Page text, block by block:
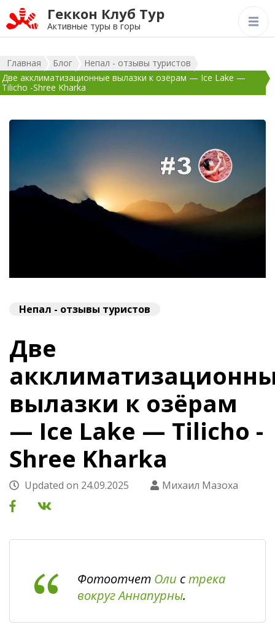
Геккон Клуб Тур
Активные туры в горы
Главная Блог
Непал - отзывы туристов
Две акклиматизационные вылазки к озёрам — Ice Lake —
Tilicho -Shree Kharka
Непал - отзывы туристов
Две
вылазки к озёрам
— Ice Lake — Tilicho -
Shree Kharka
Updated on 24.09.2025 Михаил Мазоха
Фотоотчет Оли стрека
вокруг Аннапурны.